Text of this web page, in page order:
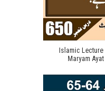
Islamic